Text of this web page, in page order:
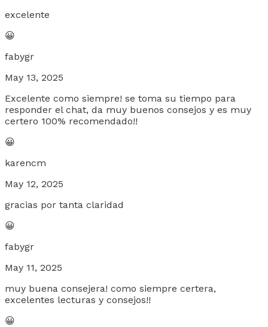
excelente
😀
fabygr
May 13, 2025
Excelente como siempre! se toma su tiempo para
responder el chat, da muy buenos consejos y es muy
certero 100% recomendado!!
😀
karencm
May 12, 2025
gracias por tanta claridad
😀
fabygr
May 11, 2025
muy buena consejera! como siempre certera,
excelentes lecturas y consejos!!
😀